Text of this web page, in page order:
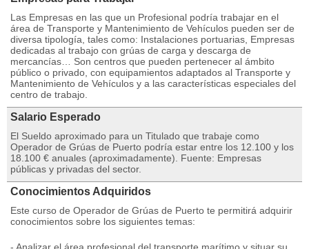
Las Empresas en las que un Profesional podría trabajar en el
área de Transporte y Mantenimiento de Vehículos pueden ser de
diversa tipología, tales como: Instalaciones portuarias, Empresas
dedicadas al trabajo con grúas de carga y descarga de
mercancías… Son centros que pueden pertenecer al ámbito
público o privado, con equipamientos adaptados al Transporte y
Mantenimiento de Vehículos y a las características especiales del
centro de trabajo.
Salario Esperado
El Sueldo aproximado para un Titulado que trabaje como
Operador de Grúas de Puerto podría estar entre los 12.100 y los
18.100 € anuales (aproximadamente). Fuente: Empresas
públicas y privadas del sector.
Conocimientos Adquiridos
Este curso de Operador de Grúas de Puerto te permitirá adquirir
conocimientos sobre los siguientes temas: